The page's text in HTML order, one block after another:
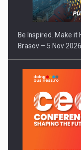
Be Inspired. Make it
Brasov – 5 Nov 2026